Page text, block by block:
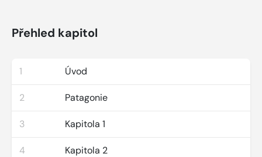
Přehled kapitol
1 Úvod
2 Patagonie
3 Kapitola 1
4 Kapitola 2